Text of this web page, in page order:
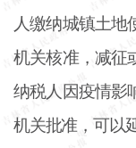
人缴纳城镇土地
机关核准，减征
纳税人因疫情影
机关批准，可以